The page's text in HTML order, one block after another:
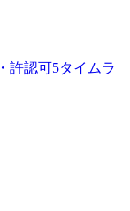
許認可5タイムラ